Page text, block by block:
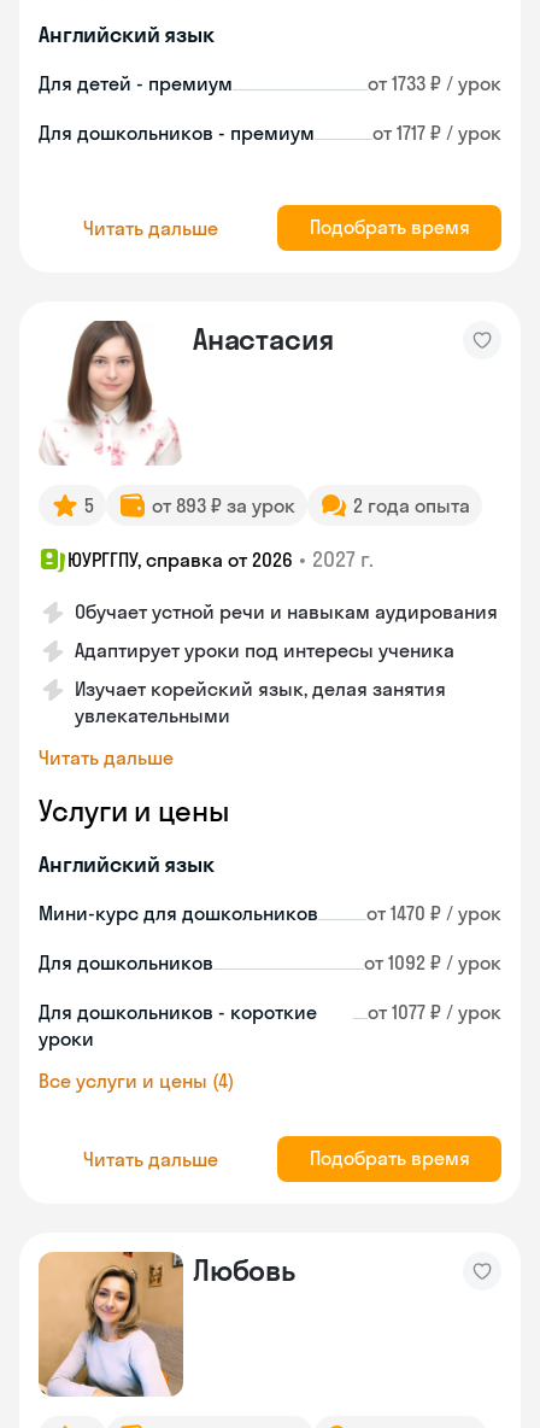
Английский язык
Для детей - премиум от 1733 ₽ / урок
Для дошкольников - премиум от 1717 ₽ / урок
Читать дальше Подобрать время
Анастасия
5 от 893 ₽ за урок 2 года опыта
ЮУРГГПУ, справка от 2026 • 2027 г.
Обучает устной речи и навыкам аудирования
Адаптирует уроки под интересы ученика
Изучает корейский язык, делая занятия
увлекательными
Читать дальше
Услуги и цены
Английский язык
Мини-курс для дошкольников от 1470 ₽ / урок
Для дошкольников от 1092 ₽ / урок
Для дошкольников - короткие
уроки
от 1077 ₽ / урок
Все услуги и цены (4)
Читать дальше Подобрать время
Любовь